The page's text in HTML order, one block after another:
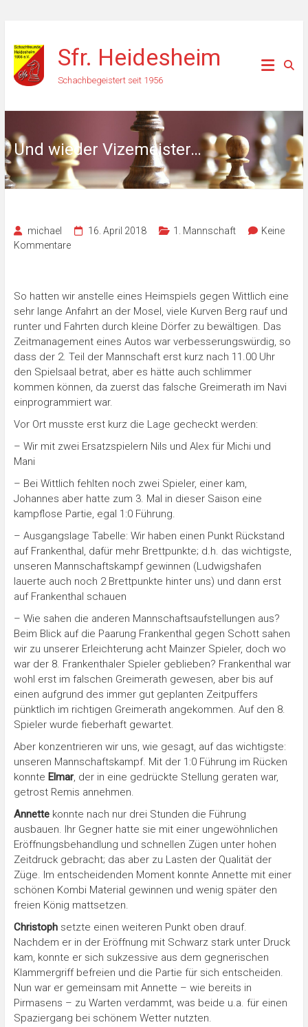
Inhalt
springen
Sfr. Heidesheim
Schachbegeistert seit 1956
Und wieder Vizemeister…
michael 16. April 2018 1. Mannschaft
Keine
Kommentare
So hatten wir anstelle eines Heimspiels gegen Wittlich eine
sehr lange Anfahrt an der Mosel, viele Kurven Berg rauf und
runter und Fahrten durch kleine Dörfer zu bewältigen. Das
Zeitmanagement eines Autos war verbesserungswürdig, so
dass der 2. Teil der Mannschaft erst kurz nach 11.00 Uhr
den Spielsaal betrat, aber es hätte auch schlimmer
kommen können, da zuerst das falsche Greimerath im Navi
einprogrammiert war.
Vor Ort musste erst kurz die Lage gecheckt werden:
– Wir mit zwei Ersatzspielern Nils und Alex für Michi und
Mani
– Bei Wittlich fehlten noch zwei Spieler, einer kam,
Johannes aber hatte zum 3. Mal in dieser Saison eine
kampflose Partie, egal 1:0 Führung.
– Ausgangslage Tabelle: Wir haben einen Punkt Rückstand
auf Frankenthal, dafür mehr Brettpunkte; d.h. das wichtigste,
unseren Mannschaftskampf gewinnen (Ludwigshafen
lauerte auch noch 2 Brettpunkte hinter uns) und dann erst
auf Frankenthal schauen
– Wie sahen die anderen Mannschaftsaufstellungen aus?
Beim Blick auf die Paarung Frankenthal gegen Schott sahen
wir zu unserer Erleichterung acht Mainzer Spieler, doch wo
war der 8. Frankenthaler Spieler geblieben? Frankenthal war
wohl erst im falschen Greimerath gewesen, aber bis auf
einen aufgrund des immer gut geplanten Zeitpuffers
pünktlich im richtigen Greimerath angekommen. Auf den 8.
Spieler wurde fieberhaft gewartet.
Aber konzentrieren wir uns, wie gesagt, auf das wichtigste:
unseren Mannschaftskampf. Mit der 1:0 Führung im Rücken
konnte Elmar, der in eine gedrückte Stellung geraten war,
getrost Remis annehmen.
Annettekonnte nach nur drei Stunden die Führung
ausbauen. Ihr Gegner hatte sie mit einer ungewöhnlichen
Eröffnungsbehandlung und schnellen Zügen unter hohen
Zeitdruck gebracht; das aber zu Lasten der Qualität der
Züge. Im entscheidenden Moment konnte Annette mit einer
schönen Kombi Material gewinnen und wenig später den
freien König mattsetzen.
Christophsetzte einen weiteren Punkt oben drauf.
Nachdem er in der Eröffnung mit Schwarz stark unter Druck
kam, konnte er sich sukzessive aus dem gegnerischen
Klammergriff befreien und die Partie für sich entscheiden.
Nun war er gemeinsam mit Annette – wie bereits in
Pirmasens – zu Warten verdammt, was beide u.a. für einen
Spaziergang bei schönem Wetter nutzten.